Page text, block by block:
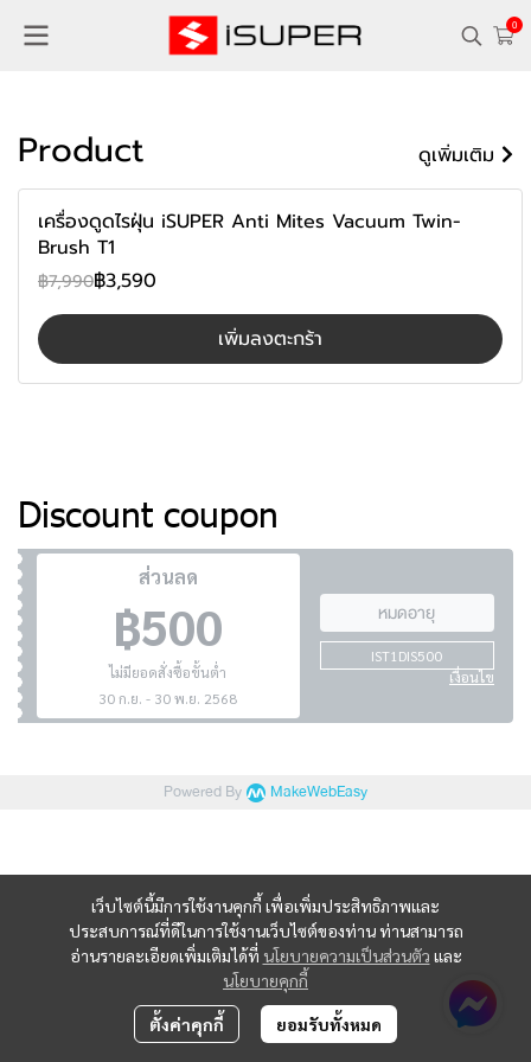
0
Product ดูเพิ่มเติม
เครื่องดูดไรฝุ่น iSUPER Anti Mites Vacuum Twin-
Brush T1
฿7,990฿3,590
เพิ่มลงตะกร้า
Discount coupon
ส่วนลด
฿500
ไม่มียอดสั่งซื้อขั้นต่ำ
30 ก.ย. - 30 พ.ย. 2568
หมดอายุ
IST1DIS500
เงื่อนไข
เว็บไซต์นี้มีการใช้งานคุกกี้ เพื่อเพิ่มประสิทธิภาพและ
ประสบการณ์ที่ดีในการใช้งานเว็บไซต์ของท่าน ท่านสามารถ
อ่านรายละเอียดเพิ่มเติมได้ที่ นโยบายความเป็นส่วนตัว และ
นโยบายคุกกี้
ตั้งค่าคุกกี้ ยอมรับทั้งหมด
Powered By MakeWebEasy